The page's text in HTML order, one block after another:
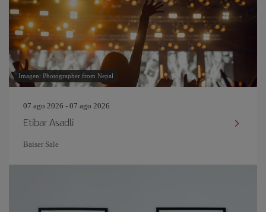
Imagen: Photographer from Nepal
07 ago 2026 - 07 ago 2026
Etibar Asadli
Baiser Sale